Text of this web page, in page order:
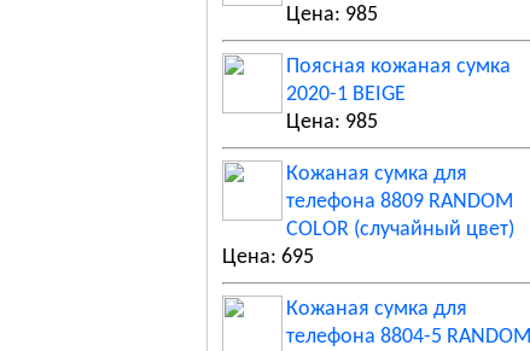
Цена: 985
Поясная кожаная сумка
2020-1 BEIGE
Цена: 985
Кожаная сумка для
телефона 8809 RANDOM
COLOR (случайный цвет)
Цена: 695
Кожаная сумка для
телефона 8804-5 RANDOM